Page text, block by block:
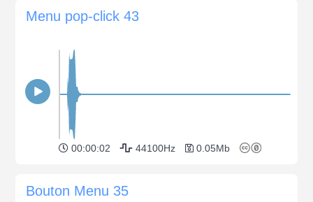
Menu pop-click 43
00:00:02 44100Hz 0.05Mb
Bouton Menu 35